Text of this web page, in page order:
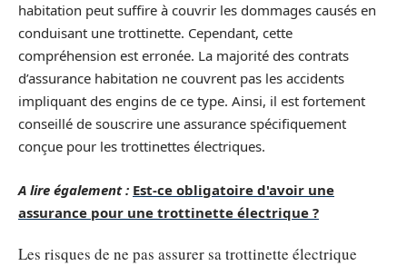
habitation peut suffire à couvrir les dommages causés en
conduisant une trottinette. Cependant, cette
compréhension est erronée. La majorité des contrats
d’assurance habitation ne couvrent pas les accidents
impliquant des engins de ce type. Ainsi, il est fortement
conseillé de souscrire une assurance spécifiquement
conçue pour les trottinettes électriques.
A lire également : Est-ce obligatoire d'avoir une
assurance pour une trottinette électrique ?
Les risques de ne pas assurer sa trottinette électrique